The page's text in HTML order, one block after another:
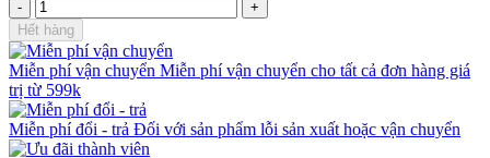
-
+
Hết hàng
Miễn phí vận chuyển Miễn phí vận chuyển cho tất cả đơn hàng giá
trị từ 599k
Miễn phí đổi - trả Đối với sản phẩm lỗi sản xuất hoặc vận chuyển